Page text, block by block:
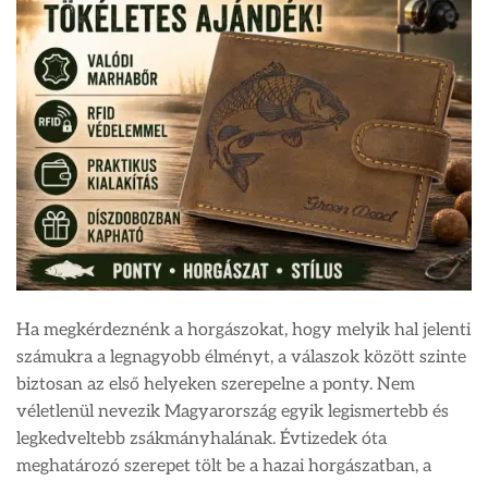
Ha megkérdeznénk a horgászokat, hogy melyik hal jelenti
számukra a legnagyobb élményt, a válaszok között szinte
biztosan az első helyeken szerepelne a ponty. Nem
véletlenül nevezik Magyarország egyik legismertebb és
legkedveltebb zsákmányhalának. Évtizedek óta
meghatározó szerepet tölt be a hazai horgászatban, a